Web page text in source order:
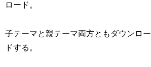
ロード。
子テーマと親テーマ両方ともダウンロー
ドする。